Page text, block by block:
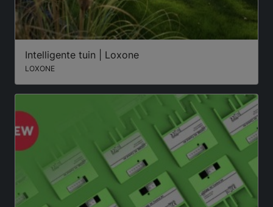
Intelligente tuin | Loxone
LOXONE